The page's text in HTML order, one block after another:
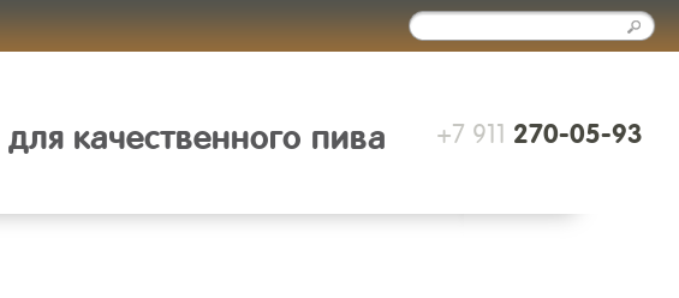
качественного пива +7 911 270-05-93